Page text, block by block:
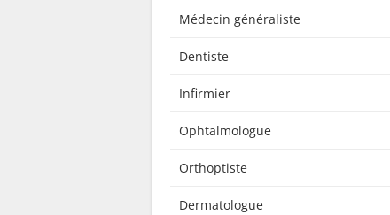
Médecin généraliste
Dentiste
Infirmier
Ophtalmologue
Orthoptiste
Dermatologue